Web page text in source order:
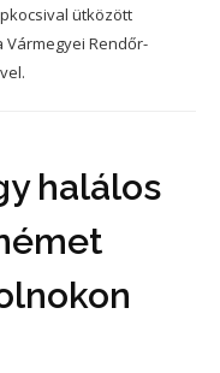
ütközött
Rendőr-
halálos